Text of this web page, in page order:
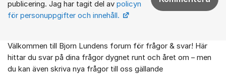
publicering. Jag har tagit del av policyn
för personuppgifter och innehåll.
Om forumet
Välkommen till Bjorn Lundens forum för frågor & svar! Här
hittar du svar på dina frågor dygnet runt och året om – men
du kan även skriva nya frågor till oss gällande